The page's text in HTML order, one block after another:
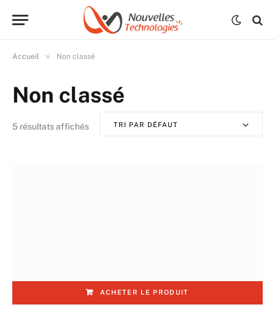
Accueil » Non classé
Non classé
5 résultats affichés TRI PAR DÉFAUT
ACHETER LE PRODUIT